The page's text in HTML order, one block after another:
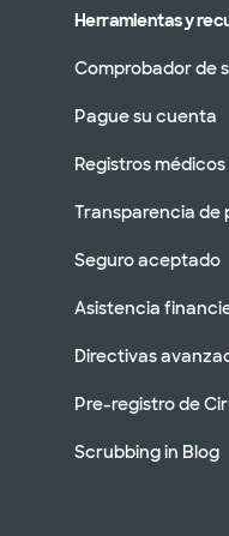
Herramientas y
Comprobador de
Pague su cuenta
Registros médicos
Transparencia de
Seguro aceptado
Asistencia
Directivas
Pre-registro de
Scrubbing in Blog